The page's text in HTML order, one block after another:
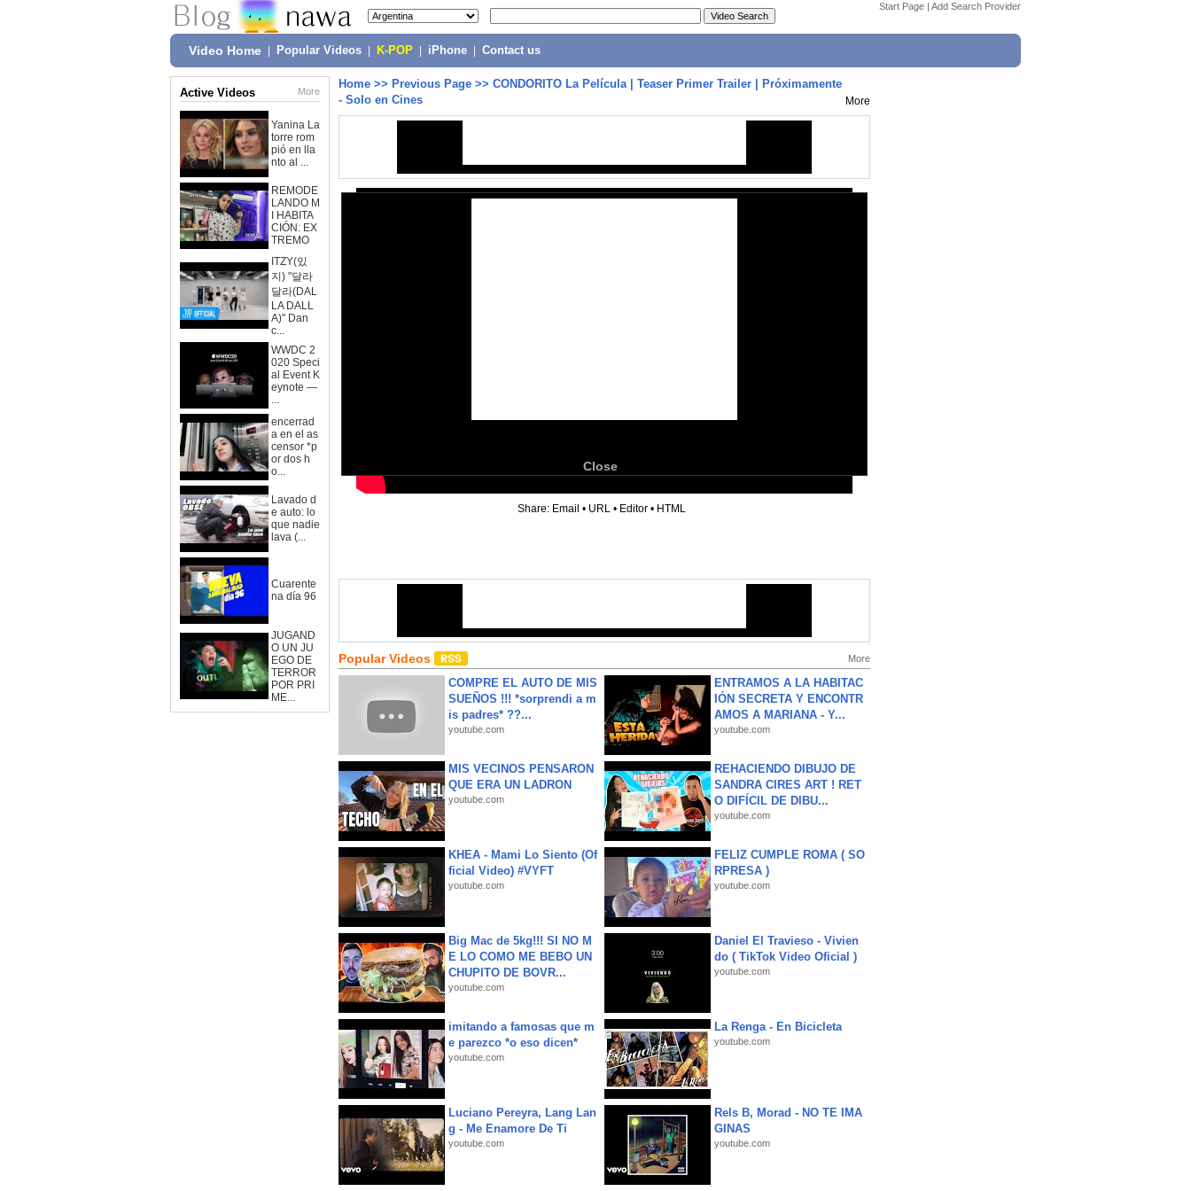
Start Page | Add Search Provider
Video Home Popular Videos K-POP iPhone Contact us
Active Videos More
Yanina La
torre rom
pió en lla
nto al ...
REMODE
LANDO M
I HABITA
CIÓN: EX
TREMO
ITZY(있
지) "달라
달라(DAL
LA DALL
A)" Dan
c...
WWDC 2
020 Speci
al Event K
eynote —
...
encerrad
a en el as
censor *p
or dos h
o...
Lavado d
e auto: lo
que nadie
lava (...
Cuarente
na día 96
JUGAND
O UN JU
EGO DE
TERROR
POR PRI
ME...
Home >> Previous Page >> CONDORITO La Película | Teaser Primer Trailer | Próximamente
- Solo en Cines
More
Close
Share: Email • URL • Editor • HTML
Popular Videos More
COMPRE EL AUTO DE MIS
SUEÑOS !!! *sorprendi a m
is padres* ??...
youtube.com
ENTRAMOS A LA HABITAC
IÓN SECRETA Y ENCONTR
AMOS A MARIANA - Y...
youtube.com
MIS VECINOS PENSARON
QUE ERA UN LADRON
youtube.com
REHACIENDO DIBUJO DE
SANDRA CIRES ART ! RET
O DIFÍCIL DE DIBU...
youtube.com
KHEA - Mami Lo Siento (Of
ficial Video) #VYFT
youtube.com
FELIZ CUMPLE ROMA ( SO
RPRESA )
youtube.com
Big Mac de 5kg!!! SI NO M
E LO COMO ME BEBO UN
CHUPITO DE BOVR...
youtube.com
Daniel El Travieso - Vivien
do ( TikTok Video Oficial )
youtube.com
imitando a famosas que m
e parezco *o eso dicen*
youtube.com
La Renga - En Bicicleta
youtube.com
Luciano Pereyra, Lang Lan
g - Me Enamore De Ti
youtube.com
Rels B, Morad - NO TE IMA
GINAS
youtube.com